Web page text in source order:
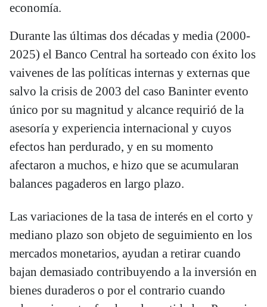
economía.
Durante las últimas dos décadas y media (2000-
2025) el Banco Central ha sorteado con éxito los
vaivenes de las políticas internas y externas que
salvo la crisis de 2003 del caso Baninter evento
único por su magnitud y alcance requirió de la
asesoría y experiencia internacional y cuyos
efectos han perdurado, y en su momento
afectaron a muchos, e hizo que se acumularan
balances pagaderos en largo plazo.
Las variaciones de la tasa de interés en el corto y
mediano plazo son objeto de seguimiento en los
mercados monetarios, ayudan a retirar cuando
bajan demasiado contribuyendo a la inversión en
bienes duraderos o por el contrario cuando